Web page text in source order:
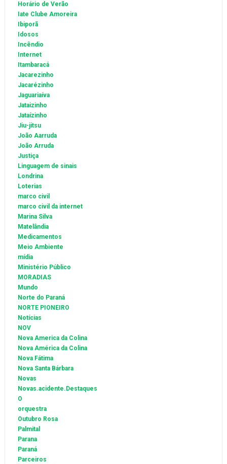
Horário de Verão
Iate Clube Amoreira
Ibiporã
Idosos
Incêndio
Internet
Itambaracá
Jacarezinho
Jacarézinho
Jaguariaíva
Jataizinho
Jataízinho
Jiu-jitsu
João Aarruda
João Arruda
Justiça
Linguagem de sinais
Londrina
Loterias
marco civil
marco civil da internet
Marina Silva
Matelândia
Medicamentos
Meio Ambiente
mídia
Ministério Público
MORADIAS
Mundo
Norte do Paraná
NORTE PIONEIRO
Notícias
NOV
Nova America da Colina
Nova América da Colina
Nova Fátima
Nova Santa Bárbara
Novas
Novas.acidente.Destaques
O
orquestra
Outubro Rosa
Palmital
Parana
Paraná
Parceiros